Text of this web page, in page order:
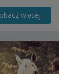
więcej